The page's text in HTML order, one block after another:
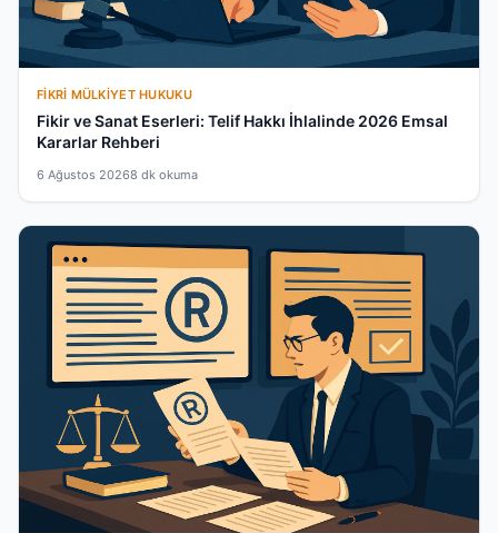
FIKRI MÜLKIYET HUKUKU
Fikir ve Sanat Eserleri: Telif Hakkı İhlalinde 2026 Emsal
Kararlar Rehberi
6 Ağustos 20268 dk okuma